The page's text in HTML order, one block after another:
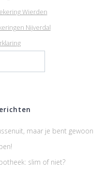
Wierden
Nijverdal
maar je bent gewoon
slim of niet?